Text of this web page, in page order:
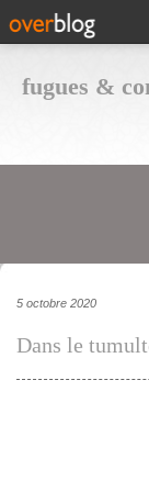
fugues &
5 octobre 2020
Dans le